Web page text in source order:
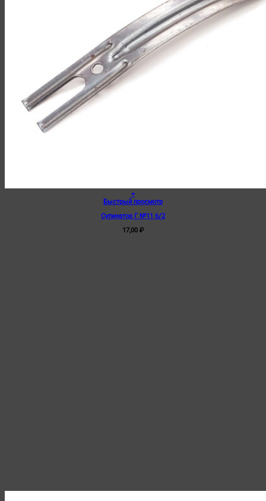
+
Быстрый просмотр
Супинатор Г №11 6/2
17,00 ₽